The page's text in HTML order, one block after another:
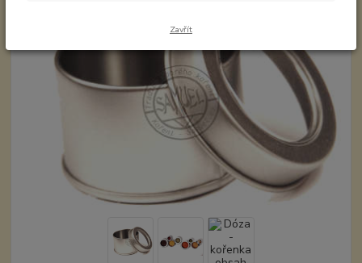
Zavřít